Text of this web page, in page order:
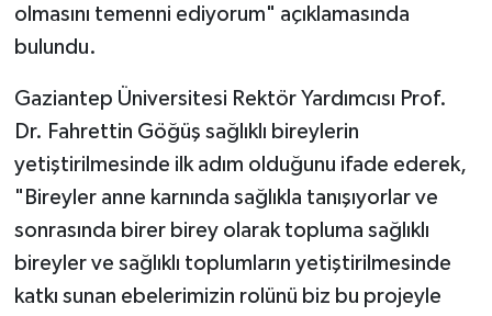
olmasını temenni ediyorum" açıklamasında
bulundu.
Gaziantep Üniversitesi Rektör Yardımcısı Prof.
Dr. Fahrettin Göğüş sağlıklı bireylerin
yetiştirilmesinde ilk adım olduğunu ifade ederek,
"Bireyler anne karnında sağlıkla tanışıyorlar ve
sonrasında birer birey olarak topluma sağlıklı
bireyler ve sağlıklı toplumların yetiştirilmesinde
katkı sunan ebelerimizin rolünü biz bu projeyle